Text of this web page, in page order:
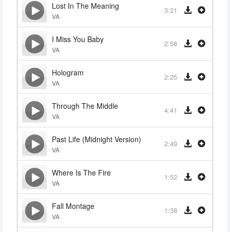
Lost In The Meaning
VA
3:21
I Miss You Baby
VA
2:58
Hologram
VA
2:25
Through The Middle
VA
4:41
Past Life (Midnight Version)
VA
2:49
Where Is The Fire
VA
1:52
Fall Montage
VA
1:38